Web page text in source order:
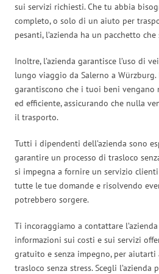
sui servizi richiesti. Che tu abbia
completo, o solo di un aiuto per
pesanti, l’azienda ha un pacchetto
Inoltre, l’azienda garantisce l’uso di
lungo viaggio da Salerno a
garantiscono che i tuoi beni vengano
ed efficiente, assicurando che nulla
il trasporto.
Tutti i dipendenti dell’azienda sono
garantire un processo di trasloco
si impegna a fornire un servizio
tutte le tue domande e risolvendo
potrebbero sorgere.
Ti incoraggiamo a contattare
informazioni sui costi e sui servizi
gratuito e senza impegno, per
trasloco senza stress. Scegli l’azienda